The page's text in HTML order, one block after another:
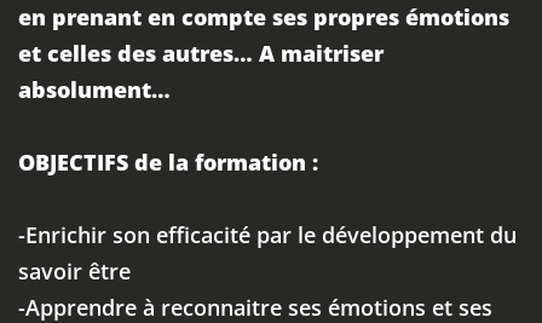
en prenant en compte ses propres émotions
et celles des autres… A maitriser
absolument…
OBJECTIFS de la formation :
-Enrichir son efficacité par le développement du
savoir être
-Apprendre à reconnaitre ses émotions et ses